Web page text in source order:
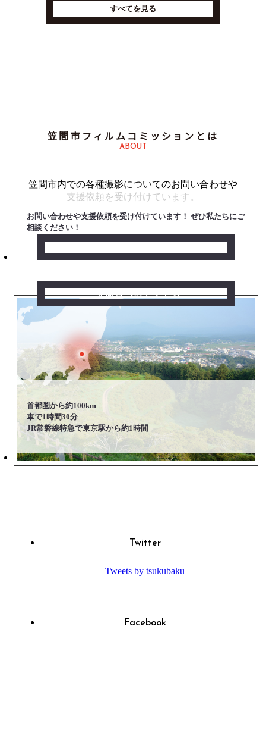
すべてを見る
笠間市フィルムコミッションとは
ABOUT
笠間市内での各種撮影についてのお問い合わせや
支援依頼を受け付けています。
制作会社のみなさまへ
お問い合わせや支援依頼を受け付けています！ ぜひ私たちにご
相談ください！
笠間市へのアクセス
首都圏から約100km
車で1時間30分
JR常磐線特急で東京駅から約1時間
Twitter
Tweets by tsukubaku
Facebook